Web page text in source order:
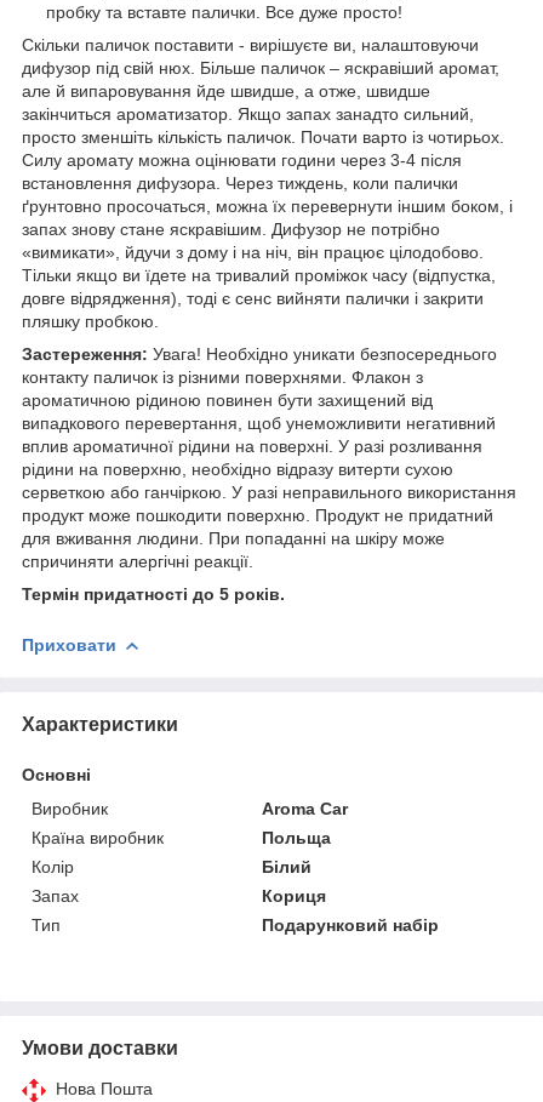
пробку та вставте палички. Все дуже просто!
Скільки паличок поставити - вирішуєте ви, налаштовуючи
дифузор під свій нюх. Більше паличок – яскравіший аромат,
але й випаровування йде швидше, а отже, швидше
закінчиться ароматизатор. Якщо запах занадто сильний,
просто зменшіть кількість паличок. Почати варто із чотирьох.
Силу аромату можна оцінювати години через 3-4 після
встановлення дифузора. Через тиждень, коли палички
ґрунтовно просочаться, можна їх перевернути іншим боком, і
запах знову стане яскравішим. Дифузор не потрібно
«вимикати», йдучи з дому і на ніч, він працює цілодобово.
Тільки якщо ви їдете на тривалий проміжок часу (відпустка,
довге відрядження), тоді є сенс вийняти палички і закрити
пляшку пробкою.
Застереження: Увага! Необхідно уникати безпосереднього
контакту паличок із різними поверхнями. Флакон з
ароматичною рідиною повинен бути захищений від
випадкового перевертання, щоб унеможливити негативний
вплив ароматичної рідини на поверхні. У разі розливання
рідини на поверхню, необхідно відразу витерти сухою
серветкою або ганчіркою. У разі неправильного використання
продукт може пошкодити поверхню. Продукт не придатний
для вживання людини. При попаданні на шкіру може
спричиняти алергічні реакції.
Термін придатності до 5 років.
Приховати
Характеристики
Основні
Виробник
Aroma Car
Країна виробник
Польща
Колір
Білий
Запах
Кориця
Тип
Подарунковий набір
Умови доставки
Нова Пошта